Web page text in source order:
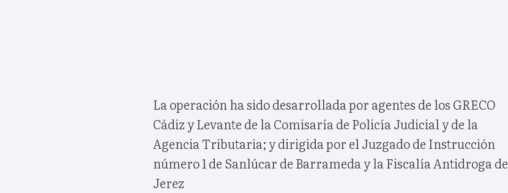
La operación ha sido desarrollada por agentes de los GRECO
Cádiz y Levante de la Comisaría de Policía Judicial y de la
Agencia Tributaria; y dirigida por el Juzgado de Instrucción
número 1 de Sanlúcar de Barrameda y la Fiscalía Antidroga de
Jerez